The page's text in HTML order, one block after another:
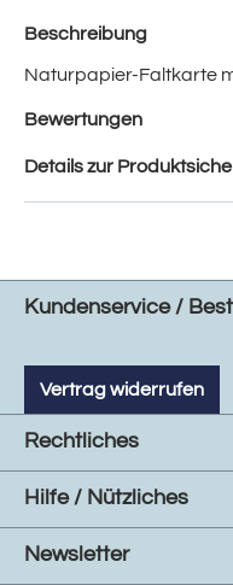
Beschreibung
Naturpapier-Faltkarte
Bewertungen
Details zur
Kundenservice /
Vertrag widerrufen
Rechtliches
Hilfe / Nützliches
Newsletter